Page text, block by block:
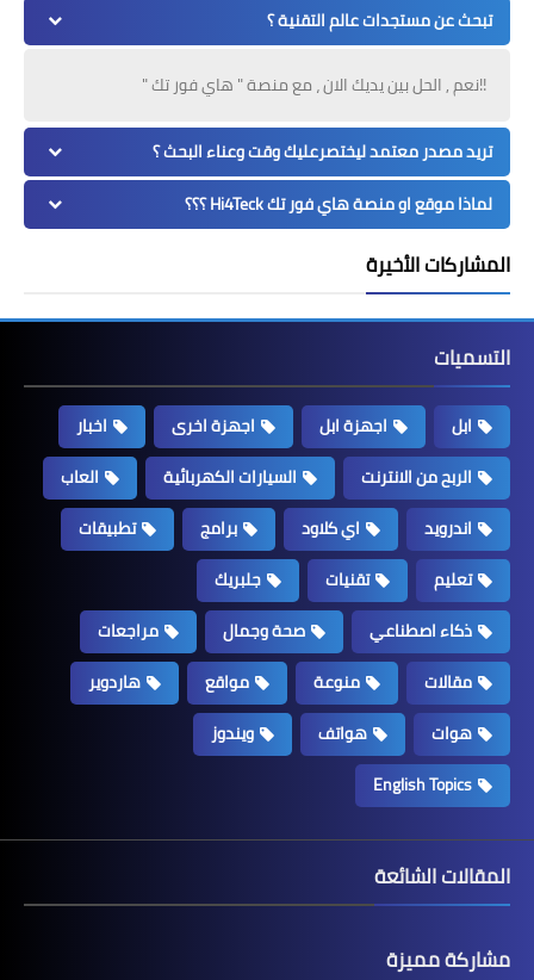
تبحث عن مستجدات عالم التقنية ؟
!!نعم , الحل بين يديك الان ، مع منصة " هاي فور تك "
تريد مصدر معتمد ليختصرعليك وقت وعناء البحث ؟
لماذا موقع او منصة هاي فور تك Hi4Teck ؟؟؟
المشاركات الأخيرة
التسميات
ابل اجهزة ابل اجهزة اخرى
اخبار
الربح من الانترنت
السيارات الكهربائية
العاب
اندرويد
اي كلاود برامج
تطبيقات
تعليم
تقنيات
جلبريك
ذكاء اصطناعي
صحة وجمال
مراجعات
مقالات
منوعة مواقع
هاردوير
هوات
هواتف
ويندوز
English Topics
المقالات الشائعة
مشاركة مميزة